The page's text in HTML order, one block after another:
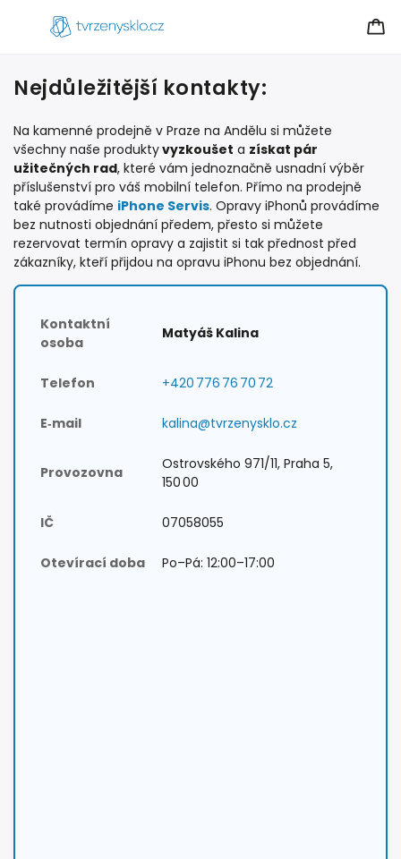
Nejdůležitější kontakty:
Na kamenné prodejně v Praze na Andělu si můžete
všechny naše produktyvyzkoušet a získat pár
užitečných rad, které vám jednoznačně usnadní výběr
příslušenství pro váš mobilní telefon. Přímo na prodejně
také provádíme iPhone Servis. Opravy iPhonů provádíme
bez nutnosti objednání předem, přesto si můžete
rezervovat termín opravy a zajistit si tak přednost před
zákazníky, kteří přijdou na opravu iPhonu bez objednání.
Kontaktní
osoba
Matyáš Kalina
Telefon +420 776 76 70 72
E‑mail kalina@tvrzenysklo.cz
Provozovna
Ostrovského 971/11, Praha 5,
150 00
IČ 07058055
Otevírací doba Po–Pá: 12:00–17:00